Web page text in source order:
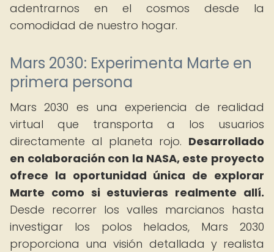
adentrarnos en el cosmos desde la
comodidad de nuestro hogar.
Mars 2030: Experimenta Marte en
primera persona
Mars 2030 es una experiencia de realidad
virtual que transporta a los usuarios
directamente al planeta rojo. Desarrollado
en colaboración con la NASA, este proyecto
ofrece la oportunidad única de explorar
Marte como si estuvieras realmente allí.
Desde recorrer los valles marcianos hasta
investigar los polos helados, Mars 2030
proporciona una visión detallada y realista